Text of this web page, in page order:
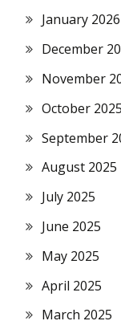
January 2026
December
November
October 2025
September
August 2025
July 2025
June 2025
May 2025
April 2025
March 2025